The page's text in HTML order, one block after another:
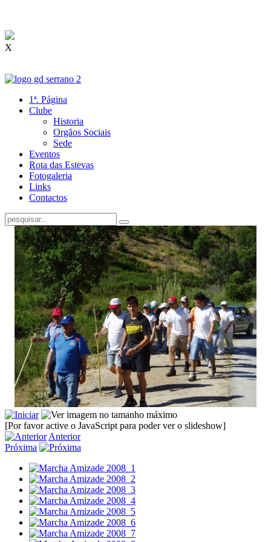
X
1ª. Página
Clube
Historia
Orgãos Sociais
Sede
Eventos
Rota das Estevas
Fotogaleria
Links
Contactos
[Por favor active o JavaScript para poder ver o slideshow]
Anterior
Próxima